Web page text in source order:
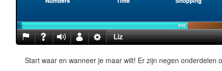
Start waar en wanneer je maar wilt! Er zijn negen onderdelen